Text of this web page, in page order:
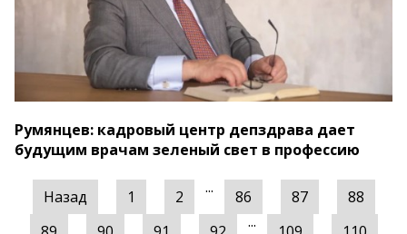
Румянцев: кадровый центр депздрава дает
будущим врачам зеленый свет в профессию
Назад 1 2 ... 86 87
88
...